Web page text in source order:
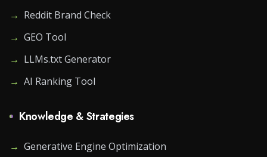
→ Reddit Brand Check
→ GEO Tool
→ LLMs.txt Generator
→ AI Ranking Tool
Knowledge & Strategies
→ Generative Engine Optimization